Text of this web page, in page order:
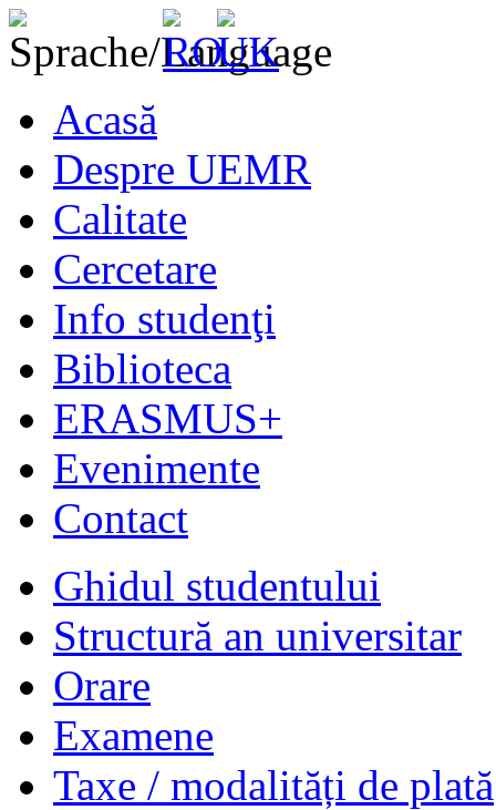
Acasă
Despre UEMR
Calitate
Cercetare
Info studenţi
Biblioteca
ERASMUS+
Evenimente
Contact
Ghidul studentului
Structură an universitar
Orare
Examene
Taxe / modalități de plată